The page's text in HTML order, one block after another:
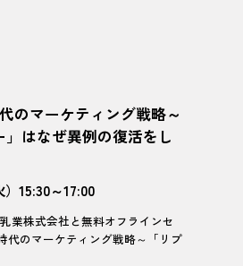
のマーケティング戦略～
」はなぜ異例の復活をし
15:30～17:00
業株式会社と無料オフラインセ
代のマーケティング戦略～「リプ